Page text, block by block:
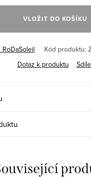
VLOŽIT DO KOŠÍKU
RoDaSoleil Kód produktu:
Dotaz k produktu